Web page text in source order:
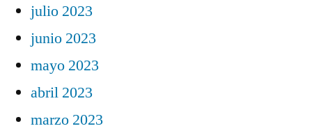
julio 2023
junio 2023
mayo 2023
abril 2023
marzo 2023